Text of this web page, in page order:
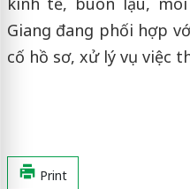
Giang đang phối hợp
cố hồ sơ, xử lý vụ việc
Print